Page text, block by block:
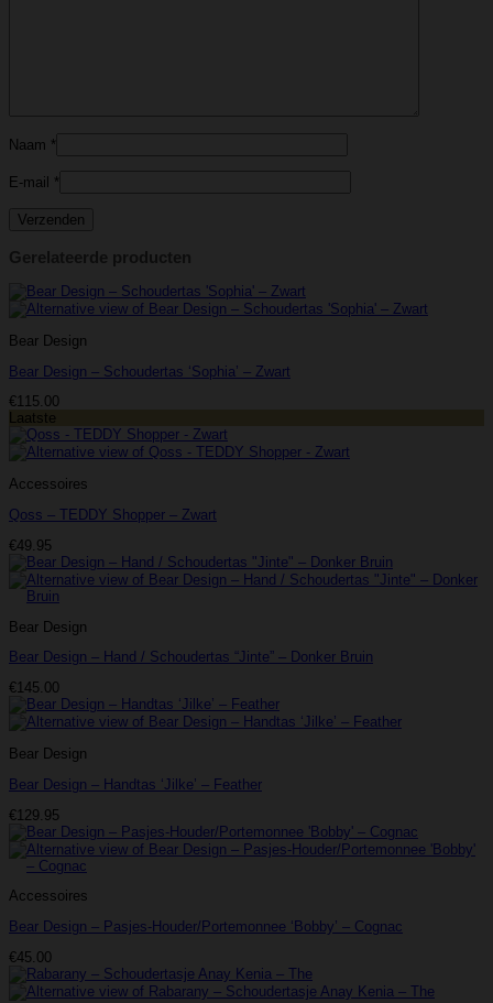
Naam *
E-mail *
Gerelateerde producten
Bear Design
Bear Design – Schoudertas ‘Sophia’ – Zwart
€115.00
Laatste
Accessoires
Qoss – TEDDY Shopper – Zwart
€49.95
Bear Design
Bear Design – Hand / Schoudertas “Jinte” – Donker Bruin
€145.00
Bear Design
Bear Design – Handtas ‘Jilke’ – Feather
€129.95
Accessoires
Bear Design – Pasjes-Houder/Portemonnee ‘Bobby’ – Cognac
€45.00